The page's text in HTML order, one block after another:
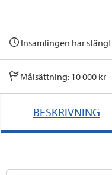
Insamlingen har stängt
Målsättning: 10 000 kr
BESKRIVNING